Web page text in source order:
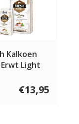
Kalkoen
Light
€13,95